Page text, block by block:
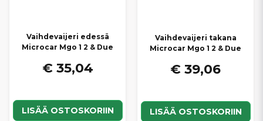
Vaihdevaijeri edessä
Microcar Mgo 1 2 & Due
€ 35,04
LISÄÄ OSTOSKORIIN
Vaihdevaijeri takana
Microcar Mgo 1 2 & Due
€ 39,06
LISÄÄ OSTOSKORIIN